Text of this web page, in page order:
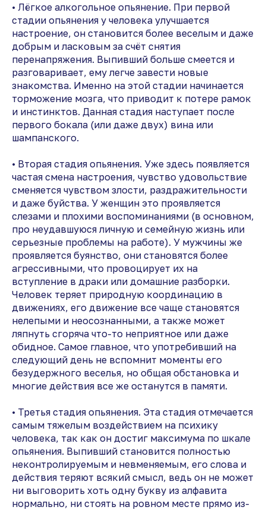
• Лёгкое алкогольное опьянение. При первой
стадии опьянения у человека улучшается
настроение, он становится более веселым и даже
добрым и ласковым за счёт снятия
перенапряжения. Выпивший больше смеется и
разговаривает, ему легче завести новые
знакомства. Именно на этой стадии начинается
торможение мозга, что приводит к потере рамок
и инстинктов. Данная стадия наступает после
первого бокала (или даже двух) вина или
шампанского.
• Вторая стадия опьянения. Уже здесь появляется
частая смена настроения, чувство удовольствие
сменяется чувством злости, раздражительности
и даже буйства. У женщин это проявляется
слезами и плохими воспоминаниями (в основном,
про неудавшуюся личную и семейную жизнь или
серьезные проблемы на работе). У мужчины же
проявляется буянство, они становятся более
агрессивными, что провоцирует их на
вступление в драки или домашние разборки.
Человек теряет природную координацию в
движениях, его движение все чаще становятся
нелепыми и неосознанными, а также может
ляпнуть сгоряча что-то неприятное или даже
обидное. Самое главное, что употребивший на
следующий день не вспомнит моменты его
безудержного веселья, но общая обстановка и
многие действия все же останутся в памяти.
• Третья стадия опьянения. Эта стадия отмечается
самым тяжелым воздействием на психику
человека, так как он достиг максимума по шкале
опьянения. Выпивший становится полностью
неконтролируемым и невменяемым, его слова и
действия теряют всякий смысл, ведь он не может
ни выговорить хоть одну букву из алфавита
нормально, ни стоять на ровном месте прямо из-